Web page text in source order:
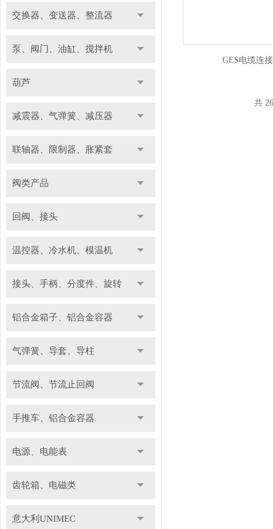
交换器、变送器、整流器
泵、阀门、油缸、搅拌机
葫芦
减震器、气弹簧、减压器
联轴器、限制器、胀紧套
阀类产品
回阀、接头
温控器、冷水机、模温机
接头、手柄、分度件、旋转
铝合金箱子、铝合金容器
气弹簧、导套、导柱
节流阀、节流止回阀
手推车、铝合金容器
电源、电能表
齿轮箱、电磁类
意大利UNIMEC
GES电缆连
共